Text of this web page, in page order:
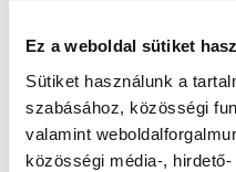
Ez a weboldal sütiket
Sütiket használunk a
szabásához, közösségi
valamint
közösségi média-,
szakorvosjelölt önállóan láthat
és szakorvosjelölt esetén.
Főoldal Radiológus